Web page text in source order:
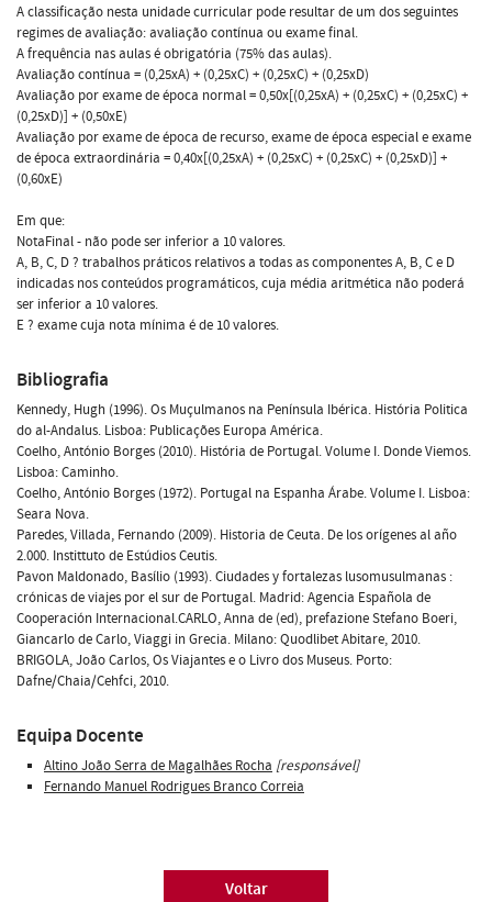
A classificação nesta unidade curricular pode resultar de um dos seguintes
regimes de avaliação: avaliação contínua ou exame final.
A frequência nas aulas é obrigatória (75% das aulas).
Avaliação contínua = (0,25xA) + (0,25xC) + (0,25xC) + (0,25xD)
Avaliação por exame de época normal = 0,50x[(0,25xA) + (0,25xC) + (0,25xC) +
(0,25xD)] + (0,50xE)
Avaliação por exame de época de recurso, exame de época especial e exame
de época extraordinária = 0,40x[(0,25xA) + (0,25xC) + (0,25xC) + (0,25xD)] +
(0,60xE)
Em que:
NotaFinal - não pode ser inferior a 10 valores.
A, B, C, D ? trabalhos práticos relativos a todas as componentes A, B, C e D
indicadas nos conteúdos programáticos, cuja média aritmética não poderá
ser inferior a 10 valores.
E ? exame cuja nota mínima é de 10 valores.
Bibliografia
Kennedy, Hugh (1996). Os Muçulmanos na Península Ibérica. História Politica
do al-Andalus. Lisboa: Publicações Europa América.
Coelho, António Borges (2010). História de Portugal. Volume I. Donde Viemos.
Lisboa: Caminho.
Coelho, António Borges (1972). Portugal na Espanha Árabe. Volume I. Lisboa:
Seara Nova.
Paredes, Villada, Fernando (2009). Historia de Ceuta. De los orígenes al año
2.000. Instittuto de Estúdios Ceutis.
Pavon Maldonado, Basílio (1993). Ciudades y fortalezas lusomusulmanas :
crónicas de viajes por el sur de Portugal. Madrid: Agencia Española de
Cooperación Internacional.CARLO, Anna de (ed), prefazione Stefano Boeri,
Giancarlo de Carlo, Viaggi in Grecia. Milano: Quodlibet Abitare, 2010.
BRIGOLA, João Carlos, Os Viajantes e o Livro dos Museus. Porto:
Dafne/Chaia/Cehfci, 2010.
Equipa Docente
Altino João Serra de Magalhães Rocha [responsável]
Fernando Manuel Rodrigues Branco Correia
Voltar